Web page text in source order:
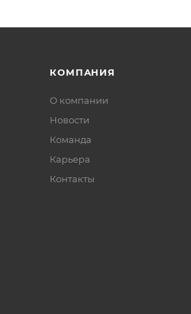
КОМПАНИЯ
О компании
Новости
Команда
Карьера
Контакты